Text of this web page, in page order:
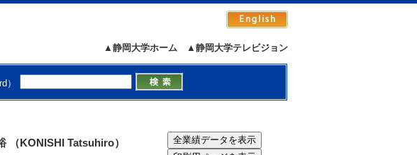
▲静岡大学テレビジョン
▲静岡大学ホーム
）
（KONISHI Tatsuhiro）